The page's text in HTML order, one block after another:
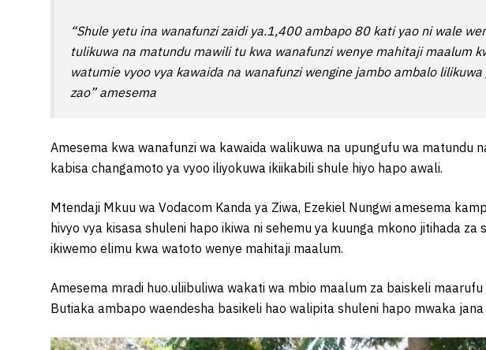
“Shule yetu ina wanafunzi zaidi ya.1,400 ambapo 80 kati yao ni wale
tulikuwa na matundu mawili tu kwa wanafunzi wenye mahitaji maalum
watumie vyoo vya kawaida na wanafunzi wengine jambo ambalo
zao” amesema
Amesema kwa wanafunzi wa kawaida walikuwa na upungufu wa matundu
kabisa changamoto ya vyoo iliyokuwa ikiikabili shule hiyo hapo awali.
Mtendaji Mkuu wa Vodacom Kanda ya Ziwa, Ezekiel Nungwi amesema
hivyo vya kisasa shuleni hapo ikiwa ni sehemu ya kuunga mkono jitihada
ikiwemo elimu kwa watoto wenye mahitaji maalum.
Amesema mradi huo.uliibuliwa wakati wa mbio maalum za baiskeli
Butiaka ambapo waendesha basikeli hao walipita shuleni hapo mwaka